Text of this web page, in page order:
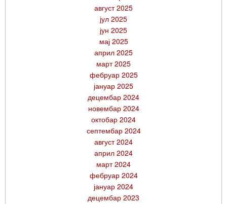
август 2025
јул 2025
јун 2025
мај 2025
април 2025
март 2025
фебруар 2025
јануар 2025
децембар 2024
новембар 2024
октобар 2024
септембар 2024
август 2024
април 2024
март 2024
фебруар 2024
јануар 2024
децембар 2023